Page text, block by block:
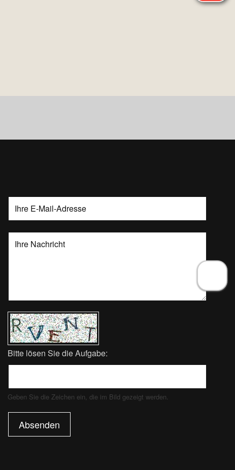
Bitte lösen Sie die Aufgabe:
Geben Sie die Zeichen ein, die im Bild gezeigt werden.
Absenden